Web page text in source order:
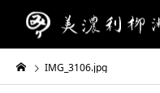
IMG_3106.jpg